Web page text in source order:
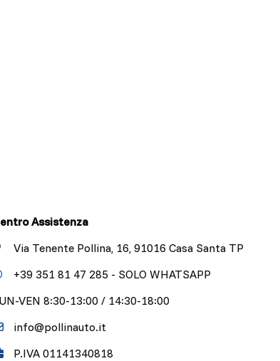
Assistenza
Via Tenente Pollina, 16, 91016 Casa Santa TP
+39 351 81 47 285 - SOLO WHATSAPP
VEN 8:30-13:00 / 14:30-18:00
info@pollinauto.it
P.IVA 01141340818